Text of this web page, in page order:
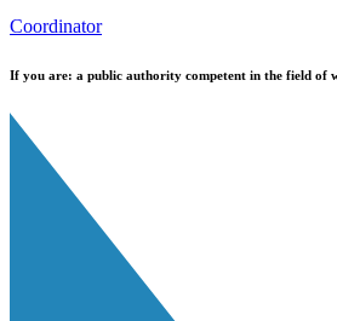
Coordinator
If you are: a public authority competent in the field of